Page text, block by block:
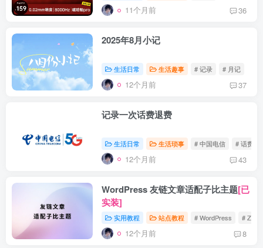
11个月前 36
2025年8月小记
生活日常 生活趣事 # 记录 # 月记
12个月前 37
记录一次话费退费
生活日常 生活琐事 # 中国电信 # 话费
12个月前 43
WordPress 友链文章适配子比主题[已
实装]
实用教程 站点教程 # WordPress # Zibll
12个月前 8